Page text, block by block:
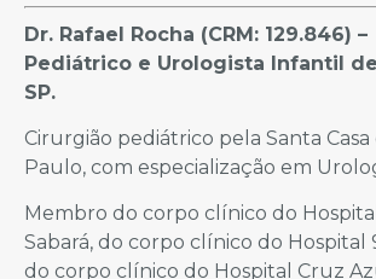
Dr. Rafael Rocha (CRM: 129.846)
Pediátrico e Urologista Infantil
SP.
Cirurgião pediátrico pela Santa Casa
Paulo, com especialização em
Membro do corpo clínico do
Sabará, do corpo clínico do Hospital
do corpo clínico do Hospital Cruz